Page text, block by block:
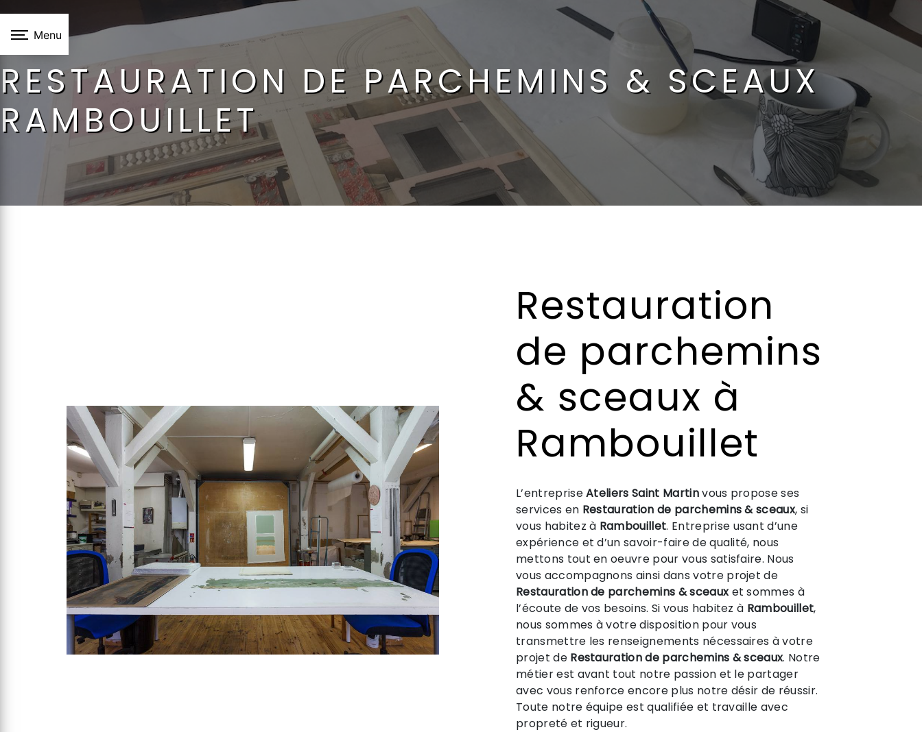
Menu
RESTAURATION DE PARCHEMINS & SCEAUX
RAMBOUILLET
Restauration
de parchemins
& sceaux à
Rambouillet
L’entrepriseAteliers Saint Martinvous propose ses
services en Restauration de parchemins & sceaux, si
vous habitez à Rambouillet. Entreprise usant d’une
expérience et d’un savoir-faire de qualité, nous
mettons tout en oeuvre pour vous satisfaire. Nous
vous accompagnons ainsi dans votre projet de
Restauration de parchemins & sceauxet sommes à
l’écoute de vos besoins. Si vous habitez à Rambouillet,
nous sommes à votre disposition pour vous
transmettre les renseignements nécessaires à votre
projet de Restauration de parchemins & sceaux. Notre
métier est avant tout notre passion et le partager
avec vous renforce encore plus notre désir de réussir.
Toute notre équipe est qualifiée et travaille avec
propreté et rigueur.